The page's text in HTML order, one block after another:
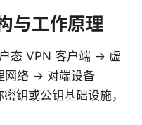
与工作原理
态 VPN 客户端 -> 虚
网络 -> 对端设备
钥或公钥基础设施，